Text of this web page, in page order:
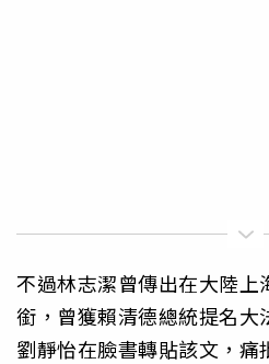
不過林志潔曾傳出在大陸上
銜，曾獲賴清德總統提名大
劉靜怡在臉書轉貼該文，痛